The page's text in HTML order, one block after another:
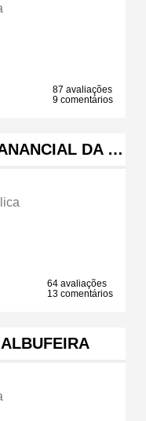
87 avaliações
9 comentários
DA …
64 avaliações
13 comentários